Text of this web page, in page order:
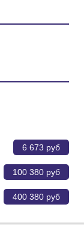
6 673 руб
100 380 руб
400 380 руб